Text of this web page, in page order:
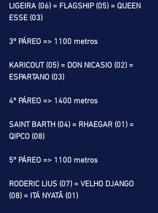
LIGEIRA (06) = FLAGSHIP (05) = QUEEN
ESSE (03)
3º PÁREO => 1100 metros
KARICOUT (05) = DON NICASIO (02) =
ESPARTANO (03)
4º PÁREO => 1400 metros
SAINT BARTH (04) = RHAEGAR (01) =
QIPCO (08)
5º PÁREO => 1100 metros
RODERIC LIUS (07) = VELHO DJANGO
(08) = ITÁ NYATÃ (01)